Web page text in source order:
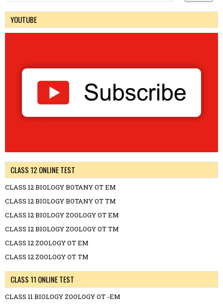
YOUTUBE
CLASS 12 ONLINE TEST
CLASS 12 BIOLOGY BOTANY OT EM
CLASS 12 BIOLOGY BOTANY OT TM
CLASS 12 BIOLOGY ZOOLOGY OT EM
CLASS 12 BIOLOGY ZOOLOGY OT TM
CLASS 12 ZOOLOGY OT EM
CLASS 12 ZOOLOGY OT TM
CLASS 11 ONLINE TEST
CLASS 11 BIOLOGY ZOOLOGY OT -EM